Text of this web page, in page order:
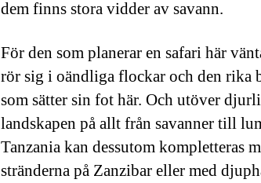
dem finns stora vidder av savann.
För den som planerar en safari här
rör sig i oändliga flockar och den rika
som sätter sin fot här. Och utöver
landskapen på allt från savanner till
Tanzania kan dessutom kompletteras
stränderna på Zanzibar eller med